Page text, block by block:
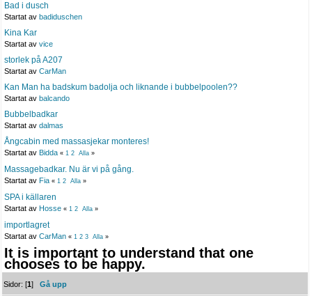
Bad i dusch
Startat av badiduschen
Kina Kar
Startat av vice
storlek på A207
Startat av CarMan
Kan Man ha badskum badolja och liknande i bubbelpoolen??
Startat av balcando
Bubbelbadkar
Startat av dalmas
Ångcabin med massasjekar monteres!
Startat av Bidda « 1 2 Alla »
Massagebadkar. Nu är vi på gång.
Startat av Fia « 1 2 Alla »
SPA i källaren
Startat av Hosse « 1 2 Alla »
importlagret
Startat av CarMan « 1 2 3 Alla »
It is important to understand that one
chooses to be happy.
Sidor: [1]Gå upp